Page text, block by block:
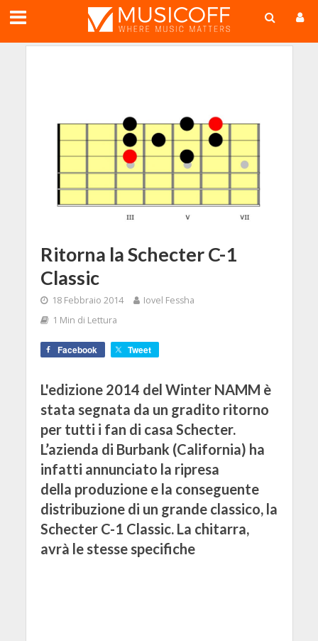
Ritorna la Schecter C-1
Classic
18 Febbraio 2014
Iovel Fessha
1 Min di Lettura
Facebook Tweet
L'edizione 2014 del Winter NAMM è
stata segnata da un gradito ritorno
per tutti i fan di casa Schecter.
L’azienda di Burbank (California) ha
infatti annunciato la ripresa
della produzione e la conseguente
distribuzione di un grande classico, la
Schecter C-1 Classic. La chitarra,
avrà le stesse specifiche